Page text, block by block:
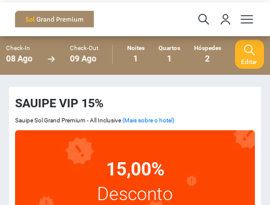
Check-In
08 Ago
Check-Out
09 Ago
Noites
1
Quartos
1
Hóspedes
2 Editar
SAUIPE VIP 15%
Sauipe Sol Grand Premium - All Inclusive(Mais sobre o hotel)
15,00%
Desconto